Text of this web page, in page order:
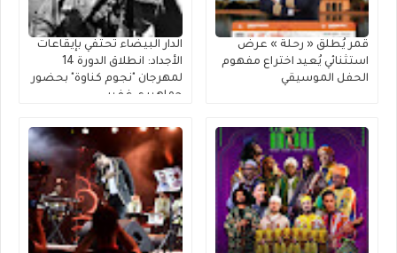
قمر يُطلق « رحلة » عرضٌ
استثنائي يُعيد اختراع مفهوم
الحفل الموسيقي
الدار البيضاء تحتفي بإيقاعات
الأجداد: انطلاق الدورة 14
لمهرجان "نجوم كناوة" بحضور
جماهيري غفير